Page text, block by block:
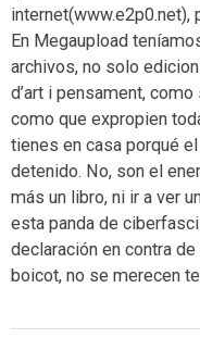
internet(www.e2p0.net),
En Megaupload
archivos, no solo
d’art i pensament,
como que expropien
tienes en casa porqué
detenido. No, son el
más un libro, ni ir a ver
esta panda de
declaración en contra
boicot, no se merecen